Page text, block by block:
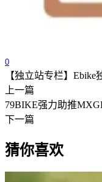
0
【独立站专栏】
上一篇
79BIKE强力助推
下一篇
猜你喜欢